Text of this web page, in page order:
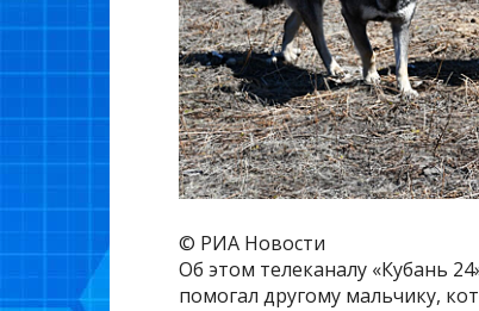
© РИА Новости
Об этом телеканалу «Кубань
помогал другому мальчику,